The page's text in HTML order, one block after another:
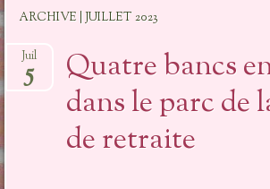
contenu
ARCHIVE | JUILLET 2023
Quatre bancs
dans le parc de
de retraite
Juil
5